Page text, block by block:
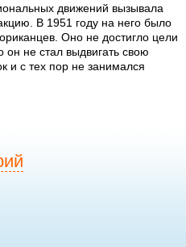
движений вызывала
В 1951 году на него было
Оно не достигло цели
не стал выдвигать свою
и с тех пор не занимался